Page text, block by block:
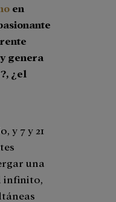
en
genera
¿el
y 7 y 21
una
infinito,